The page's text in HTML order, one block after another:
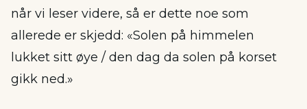
når vi leser videre, så er dette noe som
allerede er skjedd: «Solen på himmelen
lukket sitt øye / den dag da solen på korset
gikk ned.»